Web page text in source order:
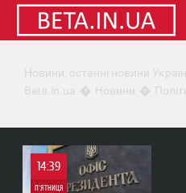
Новини, останні новини
Beta.in.ua
Новини
14:39
П'ЯТНИЦЯ